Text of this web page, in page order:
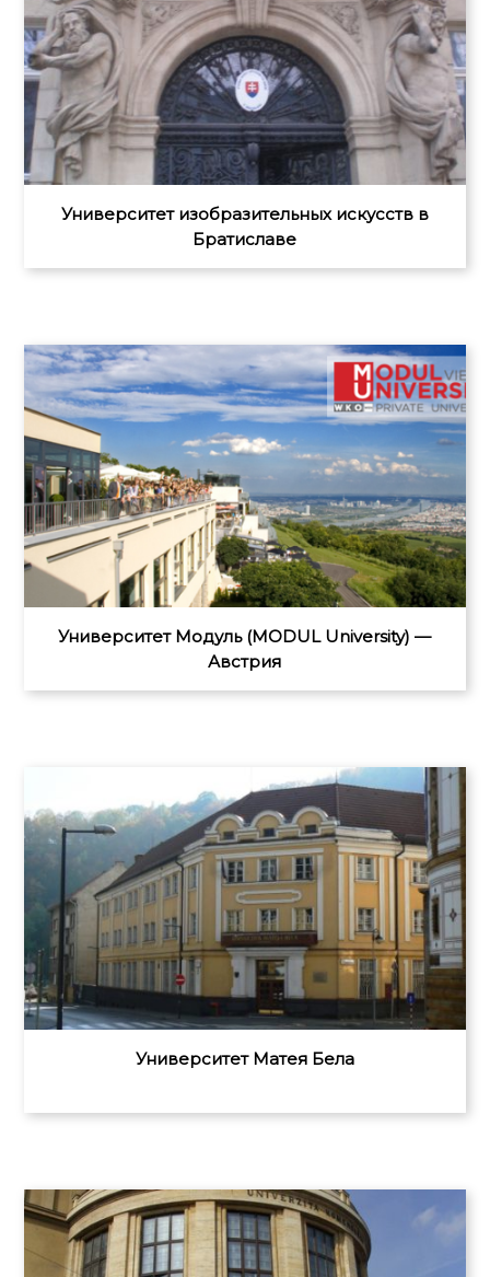
Университет изобразительных искусств в
Братиславе
Университет Модуль (MODUL University) —
Австрия
Университет Матея Бела